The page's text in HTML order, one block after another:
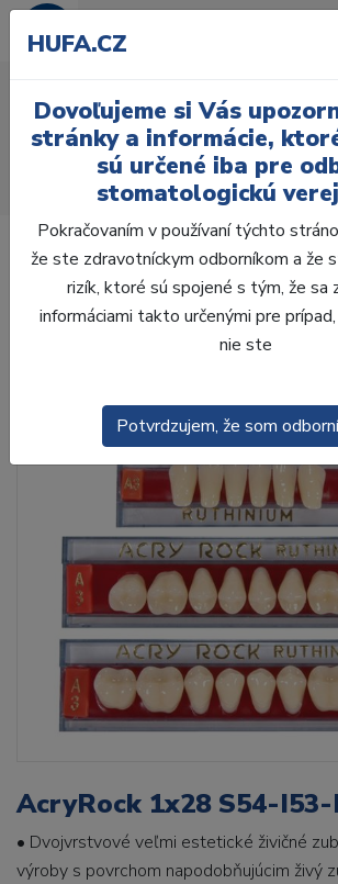
D44, B3
Zuby
AcryRock
AcryRock 1x28 S54-I53-D44, B3
AcryRock 1x28 S54-I53-
• Dvojvrstvové veľmi estetické živičné
výroby s povrchom napodobňujúcim živý
HUFA.CZ
Dovoľujeme si Vás
stránky a informácie,
sú určené iba pre
stomatologickú
Pokračovaním v používaní týchto
že ste zdravotníckym odborníkom a že
rizík, ktoré sú spojené s tým, že sa
informáciami takto určenými pre
nie ste
Potvrdzujem, že som